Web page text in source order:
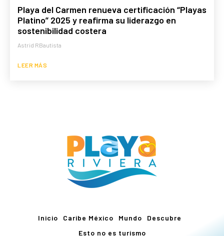
Playa del Carmen renueva certificación “Playas
Platino” 2025 y reafirma su liderazgo en
sostenibilidad costera
Astrid RBautista
LEER MÁS
Inicio Caribe México Mundo
Descubre
Esto no es turismo